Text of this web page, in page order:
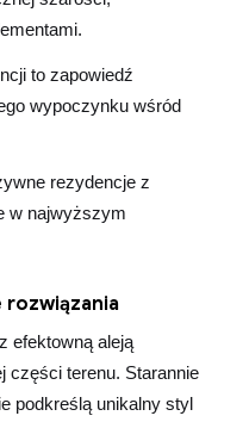
to zapowiedź
wypoczynku wśród
rezydencje z
w najwyższym
efektowną aleją
części terenu. Starannie
podkreślą unikalny styl